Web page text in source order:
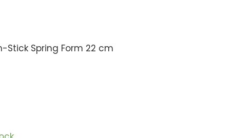
Stick Spring Form 22 cm